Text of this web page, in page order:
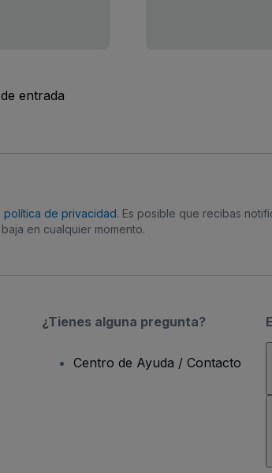
entrada
política de privacidad. Es posible que recibas
en cualquier momento.
¿Tienes alguna pregunta?
Centro de Ayuda / Contacto